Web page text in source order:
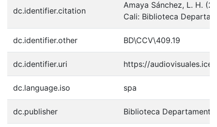
dc.identifier.citation
Amaya Sánchez, L. H.
Cali: Biblioteca
dc.identifier.other BD\CCV\409.19
dc.identifier.uri https://
dc.language.iso spa
dc.publisher Biblioteca